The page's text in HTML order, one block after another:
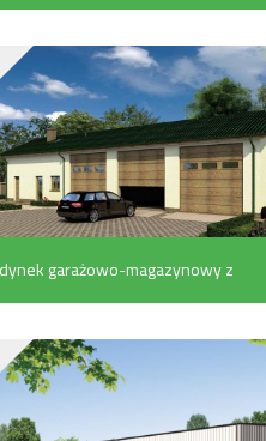
pomocniczymi (96.6 m²)
garażowo-magazynowy z
pomocniczymi (156.8 m²)